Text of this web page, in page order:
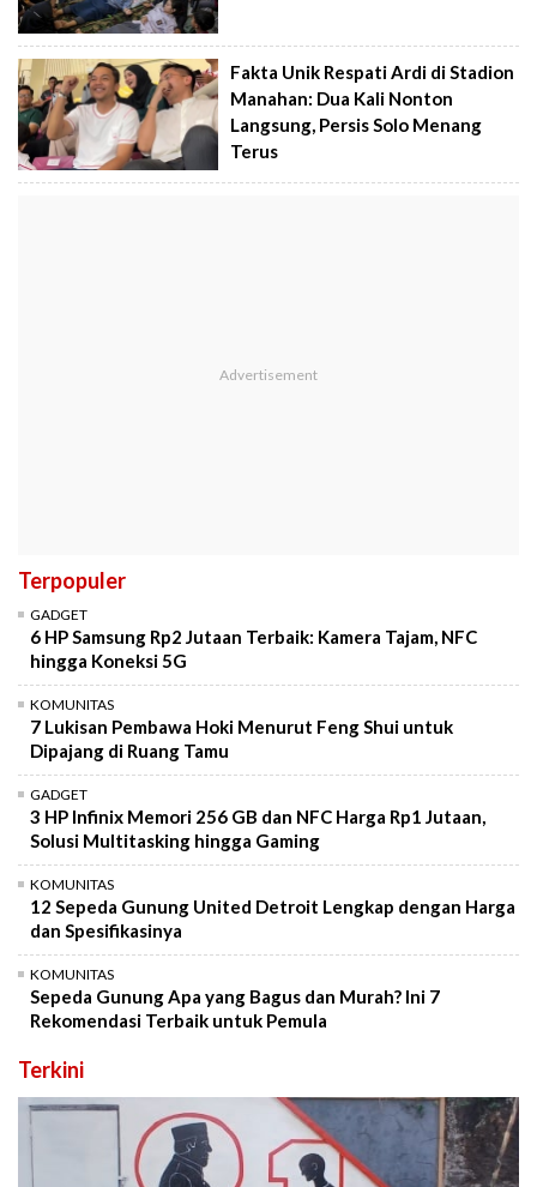
Fakta Unik Respati Ardi di Stadion
Manahan: Dua Kali Nonton
Langsung, Persis Solo Menang
Terus
Terpopuler
GADGET
6 HP Samsung Rp2 Jutaan Terbaik: Kamera Tajam, NFC
hingga Koneksi 5G
KOMUNITAS
7 Lukisan Pembawa Hoki Menurut Feng Shui untuk
Dipajang di Ruang Tamu
GADGET
3 HP Infinix Memori 256 GB dan NFC Harga Rp1 Jutaan,
Solusi Multitasking hingga Gaming
KOMUNITAS
12 Sepeda Gunung United Detroit Lengkap dengan Harga
dan Spesifikasinya
KOMUNITAS
Sepeda Gunung Apa yang Bagus dan Murah? Ini 7
Rekomendasi Terbaik untuk Pemula
Terkini